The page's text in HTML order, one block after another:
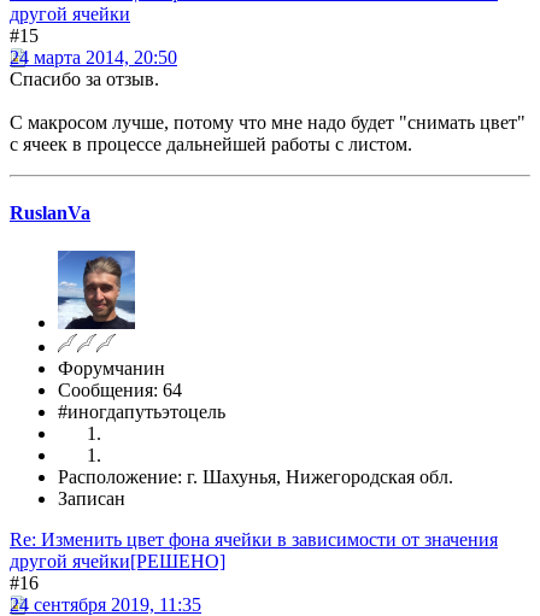
другой ячейки
#15
24 марта 2014, 20:50
Спасибо за отзыв.
С макросом лучше, потому что мне надо будет "снимать цвет"
с ячеек в процессе дальнейшей работы с листом.
RuslanVa
Форумчанин
Сообщения: 64
#иногдапутьэтоцель
Расположение: г. Шахунья, Нижегородская обл.
Записан
Re: Изменить цвет фона ячейки в зависимости от значения
другой ячейки[РЕШЕНО]
#16
24 сентября 2019, 11:35